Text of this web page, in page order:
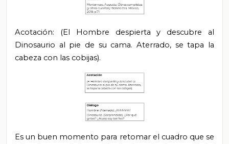
Acotación: (El Hombre despierta y descubre al
Dinosaurio al pie de su cama. Aterrado, se tapa la
cabeza con las cobijas).
Es un buen momento para retomar el cuadro que se